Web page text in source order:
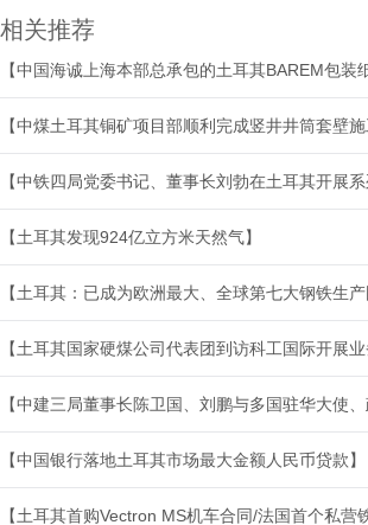
相关推荐
【中国海诚上海本部总承包的土耳其BAREM包装
【中煤土耳其铜矿项目部顺利完成竖井井筒套壁施
【中铁四局党委书记、董事长刘勃在土耳其开展系
【土耳其发现924亿立方米天然气】
【土耳其：已成为欧洲最大、全球第七大钢铁生产
【土耳其国家硬煤公司代表团到访科工国际开展业
【中建三局董事长陈卫国、刘鹏与多国驻华大使
【中国银行落地土耳其市场最大金额人民币贷款】
【土耳其首购Vectron MS机车合同/法国首个私